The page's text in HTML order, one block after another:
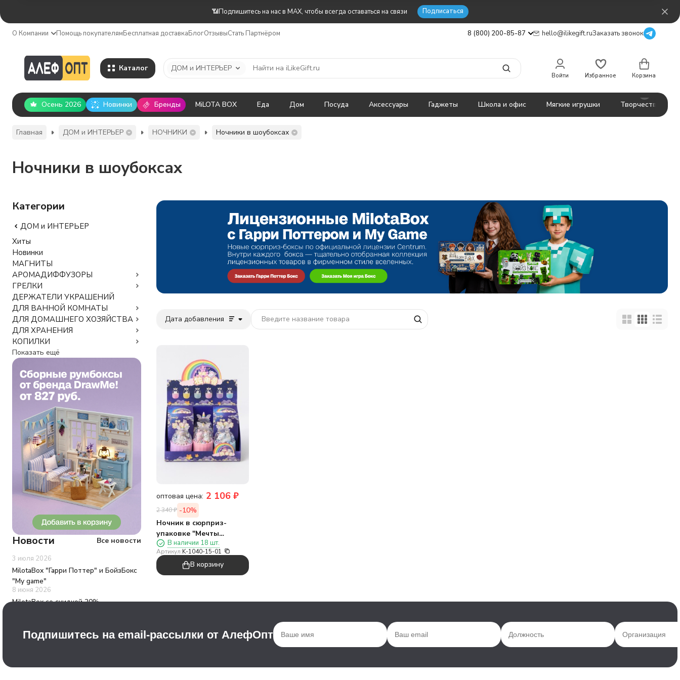
📶Подпишитесь на нас в MAX, чтобы всегда оставаться на связи Подписаться
О Компании Помощь покупателямБесплатная доставкаБлогОтзывыСтать Партнёром 8 (800) 200-85-87 hello@ilikegift.ruЗаказать звонок
Каталог ДОМ и ИНТЕРЬЕР
Войти Избранное Корзина
Осень 2026 Новинки Бренды MiLOTA BOX Еда Дом Посуда Аксессуары Гаджеты Школа и офис Мягкие игрушки Творчество
Главная ДОМ и ИНТЕРЬЕР НОЧНИКИ Ночники в шоубоксах
Ночники в шоубоксах
Дата добавления
оптовая цена: 2 106 ₽
2 340₽ -10%
Ночник в сюрприз-
упаковке "Мечты
единорога", микс (11 см),
шоубокс 6 шт
В наличии 18 шт.
Артикул:K-1040-15-01
В корзину
Категории
ДОМ и ИНТЕРЬЕР
Хиты
Новинки
МАГНИТЫ
АРОМАДИФФУЗОРЫ
ГРЕЛКИ
ДЕРЖАТЕЛИ УКРАШЕНИЙ
ДЛЯ ВАННОЙ КОМНАТЫ
ДЛЯ ДОМАШНЕГО ХОЗЯЙСТВА
ДЛЯ ХРАНЕНИЯ
КОПИЛКИ
Показать ещё
Новости Все новости
3 июля 2026
MilotaBox "Гарри Поттер" и БойзБокс
"My game"
8 июня 2026
MilotaBox со скидкой 20%
Подпишитесь на email-рассылки от АлефОпт